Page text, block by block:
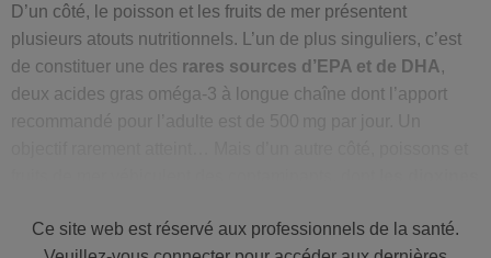
D’un côté, le poisson et les fruits de mer présentent
plusieurs atouts nutritionnels. L’un de plus singuliers, c’est
de constituer une des rares sources d’EPA et de DHA ,
deux acides gras oméga-3 à longue chaîne dont l’apport
PCB). Ceux-ci sont pointés du doigt pour favoriser troubles
Ce site web est réservé aux professionnels de la santé.